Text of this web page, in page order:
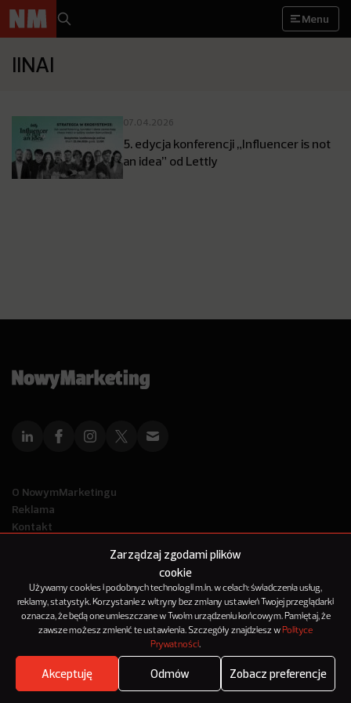
Zarządzaj zgodami plików
cookie
Używamy cookies i podobnych technologii m.in. w celach: świadczenia usług,
reklamy, statystyk. Korzystanie z witryny bez zmiany ustawień Twojej przeglądarki
oznacza, że będą one umieszczane w Twoim urządzeniu końcowym. Pamiętaj, że
zawsze możesz zmienić te ustawienia. Szczegóły znajdziesz w Polityce
Prywatności.
Akceptuję Odmów Zobacz preferencje
Menu
IINAI
07.04.2026
5. edycja konferencji „Influencer is not
an idea” od Lettly
Where's the beef?
O NowymMarketingu
Reklama
Kontakt
© 2012-2025
NowyMarketing jest marką 143Media Sp. z o.o.